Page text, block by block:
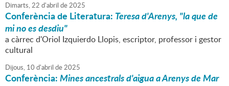
Dimarts,22 d'abril de2025
Conferència de Literatura: Teresa d'Arenys, "la que de
mi no es desdiu"
a càrrec d'Oriol Izquierdo Llopis, escriptor, professor i gestor
cultural
Dijous, 10 d'abril de2025
Conferència:Mines ancestrals d'aigua a Arenys de Mar